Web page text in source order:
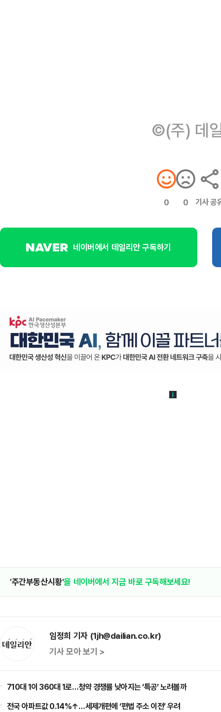
©(주) 데
0 0 기사 공
네이버에서 데일리안 구독하기
'주간부동산시황'을 네이버에서 지금 바로 구독해보세요!
임정희 기자 (1jh@dailian.co.kr)
기사 모아 보기 >
710대 1이 360대 1로…청약 경쟁률 낮아지는 ‘특공’ 노려볼까
전국 아파트값 0.14%↑…세제개편에 ‘편법 주소 이전’ 우려